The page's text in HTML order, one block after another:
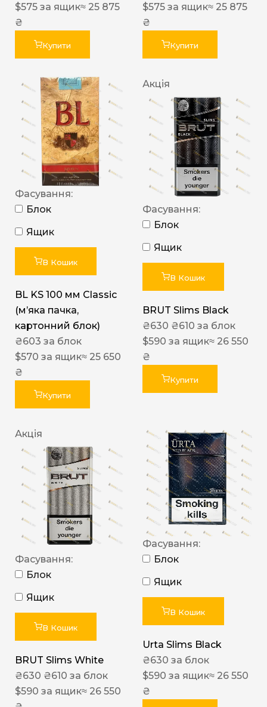
$575 за ящик≈ 25 875
₴
Купити
$575 за ящик≈ 25 875
₴
Купити
Фасування:
Блок
Ящик
В Кошик
BL KS 100 мм Classic
(м’яка пачка,
картонний блок)
₴603 за блок
$570 за ящик≈ 25 650
₴
Купити
Акція
Фасування:
Блок
Ящик
В Кошик
BRUT Slims Black
₴630 ₴610 за блок
$590 за ящик≈ 26 550
₴
Купити
Акція
Фасування:
Блок
Ящик
В Кошик
BRUT Slims White
₴630 ₴610 за блок
$590 за ящик≈ 26 550
Фасування:
Блок
Ящик
В Кошик
Urta Slims Black
₴630 за блок
$590 за ящик≈ 26 550
₴